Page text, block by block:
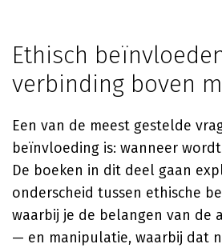
Ethisch
verbinding boven
Een van de meest gestelde
beïnvloeding is: wanneer
De boeken in dit deel gaan
onderscheid tussen ethische
waarbij je de belangen van de
— en manipulatie, waarbij dat